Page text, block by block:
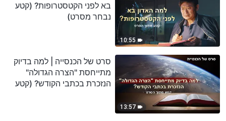
10:55
בא לפני הקטסטרופות? (קטע
נבחר מסרט)
13:57
סרט של הכנסייה | למה בדיוק
מתייחסת "הצרה הגדולה"
הנזכרת בכתבי הקודש? (קטע